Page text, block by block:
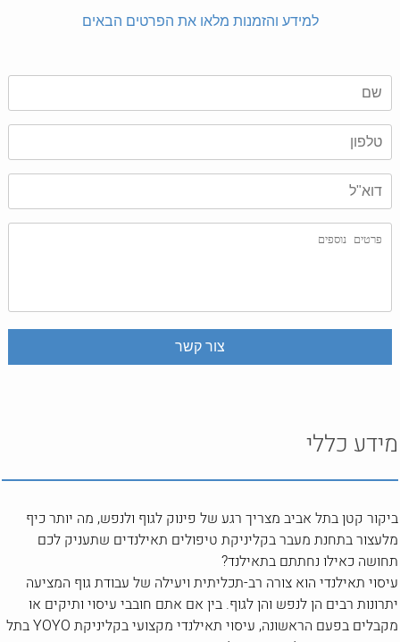
למידע והזמנות מלאו את הפרטים הבאים
מידע כללי
ביקור קטן בתל אביב מצריך רגע של פינוק לגוף ולנפש, מה יותר כיף
מלעצור בתחנת מעבר בקליניקת טיפולים תאילנדים שתעניק לכם
תחושה כאילו נחתתם בתאילנד?
עיסוי תאילנדי הוא צורה רב-תכליתית ויעילה של עבודת גוף המציעה
יתרונות רבים הן לנפש והן לגוף. בין אם אתם חובבי עיסוי ותיקים או
מקבלים בפעם הראשונה, עיסוי תאילנדי מקצועי בקליניקת YOYO בתל